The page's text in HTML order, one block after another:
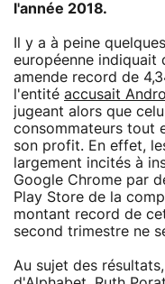
l'année 2018.
Il y a à peine
européenne indiquait
amende record de
l'entité accusait
jugeant alors que
consommateurs tout
son profit. En effet,
largement incités à
Google Chrome par
Play Store de la
montant record de
second trimestre ne
Au sujet des